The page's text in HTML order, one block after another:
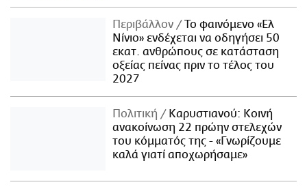
Περιβάλλον
Το φαινόμενο «Ελ
Νίνιο» ενδέχεται να οδηγήσει 50
εκατ. ανθρώπους σε κατάσταση
οξείας πείνας πριν το τέλος του
2027
Πολιτική
Καρυστιανού: Κοινή
ανακοίνωση 22 πρώην στελεχών
του κόμματός της - «Γνωρίζουμε
καλά γιατί αποχωρήσαμε»